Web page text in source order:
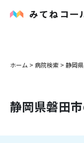
内科
花粉症
ホーム > 病院検索 > 静岡県
静岡県磐田市